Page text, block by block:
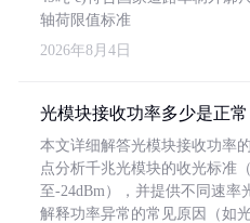
轴荷限值标准
2026年8月4日
光模块接收功率多少是正常
本文详细解答光模块接收功率
点分析千兆光模块的收光标准
至-24dBm），并提供不同速
解释功率异常的常见原因（如